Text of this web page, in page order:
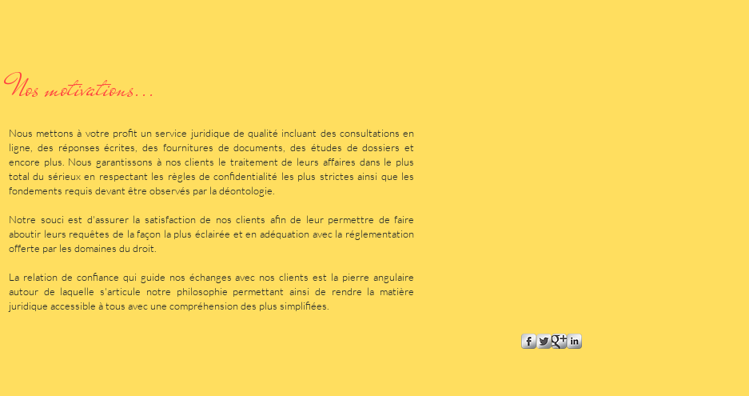
Nos motivations...
Nous mettons à votre profit un service juridique de qualité incluant des consultations en
ligne, des réponses écrites, des fournitures de documents, des études de dossiers et
encore plus. Nous garantissons à nos clients le traitement de leurs affaires dans le plus
total du sérieux en respectant les règles de confidentialité les plus strictes ainsi que les
fondements requis devant être observés par la déontologie.
Notre souci est d'assurer la satisfaction de nos clients afin de leur permettre de faire
aboutir leurs requêtes de la façon la plus éclairée et en adéquation avec la réglementation
offerte par les domaines du droit.
La relation de confiance qui guide nos échanges avec nos clients est la pierre angulaire
autour de laquelle s'articule notre philosophie permettant ainsi de rendre la matière
juridique accessible à tous avec une compréhension des plus simplifiées.